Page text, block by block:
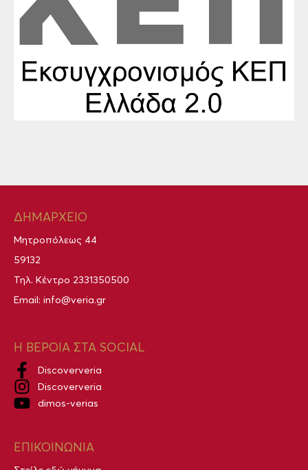
ΔΗΜΑΡΧΕΙΟ
Μητροπόλεως 44
59132
Τηλ. Κέντρο 2331350500
Email: info@veria.gr
Η ΒΕΡΟΙΑ ΣΤΑ SOCIAL
Discoververia
Discoververia
dimos-verias
ΕΠΙΚΟΙΝΩΝΙΑ